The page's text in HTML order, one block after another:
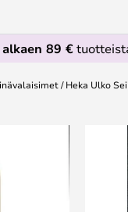
89 €
Heka Ulko